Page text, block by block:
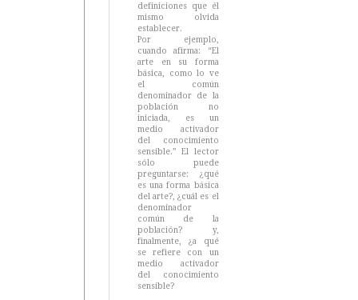
definiciones que él
mismo olvida
establecer.
Por ejemplo,
cuando afirma: “El
arte en su forma
básica, como lo ve
el común
denominador de la
población no
iniciada, es un
medio activador
del conocimiento
sensible.” El lector
sólo puede
preguntarse: ¿qué
es una forma básica
del arte?, ¿cuál es el
denominador
común de la
población? y,
finalmente, ¿a qué
se refiere con un
medio activador
del conocimiento
sensible?